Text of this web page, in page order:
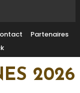
Partenaires
2026